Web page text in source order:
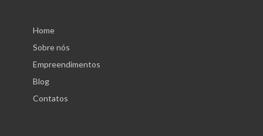
Home
Sobre nós
Empreendimentos
Blog
Contatos